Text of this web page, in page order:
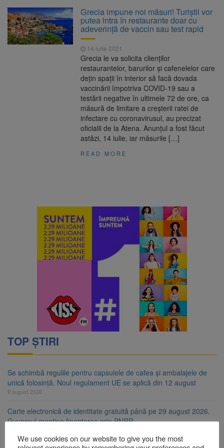
propriul record mondial. Betty Bromage a
zburat din nou pe aripa unui avion
9 august 2026
Avocații fraților Andrew și
Tristan Tate cer eliberarea lor pe cauțiune în
Se schimbă examenul de
medic specialist. Subiecte unice în toată țara,
aceeași oră și același barem
Se schimbă regulile pentru
capsulele de cafea și ambalajele de unică
folosință. Noul regulament UE se aplică din 12
Grecia impune noi măsuri! Turiștii vor
putea intra în restaurante doar cu
adeverință de vaccin sau test rapid
14 iulie 2021
Grecia le va solicita clienţilor
restaurantelor, barurilor şi cafenelelor care
deţin spaţii în interior să facă dovada
vaccinării împotriva COVID-19 sau a
testării negative în ultimele 72 de ore, ca
măsură de limitare a creşterii ratei de
infectare cu coronavirusul, au precizat
oficialii de la Atena. Anunțul a fost făcut
astăzi, 14 iulie, iar măsurile […]
READ MORE
TOP ȘTIRI
Se schimbă regulile pentru capsulele de cafea și ambalajele de
unică folosință. Noul regulament UE se aplică din 12 august
9 august 2026
Carte electronică de identitate gratuită până pe 29 august 2026.
Guvernul menține finanțarea prin PNRR
We use cookies on our website to give you the most